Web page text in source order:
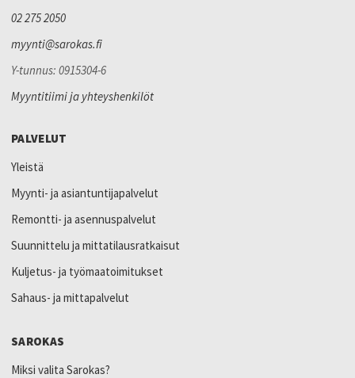
02 275 2050
myynti@sarokas.fi
Y-tunnus: 0915304-6
Myyntitiimi ja yhteyshenkilöt
PALVELUT
Yleistä
Myynti- ja asiantuntijapalvelut
Remontti- ja asennuspalvelut
Suunnittelu ja mittatilausratkaisut
Kuljetus- ja työmaatoimitukset
Sahaus- ja mittapalvelut
SAROKAS
Miksi valita Sarokas?